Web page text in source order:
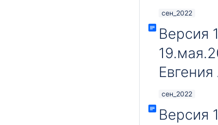
сен_2022
Версия
сен_2022
Версия